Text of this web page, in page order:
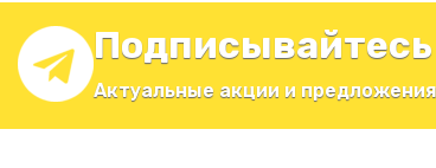
Актуальные акции и